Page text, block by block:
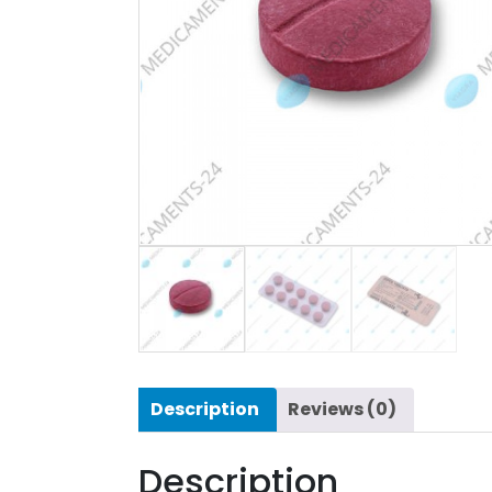
Description Reviews (0)
Description